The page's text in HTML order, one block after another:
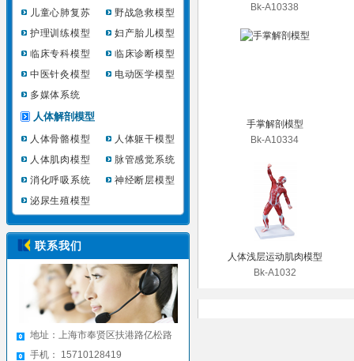
Bk-A10338
手掌解剖模型
Bk-A10334
人体浅层运动肌肉模型
Bk-A1032
儿童心肺复苏
野战急救模型
护理训练模型
妇产胎儿模型
临床专科模型
临床诊断模型
中医针灸模型
电动医学模型
多媒体系统
人体解剖模型
人体骨骼模型
人体躯干模型
人体肌肉模型
脉管感觉系统
消化呼吸系统
神经断层模型
泌尿生殖模型
联系我们
地址：上海市奉贤区扶港路亿松路
手机： 15710128419